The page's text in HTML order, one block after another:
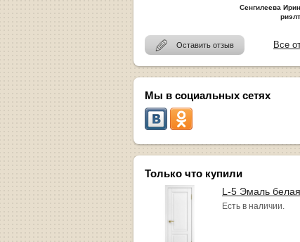
Сенгилеева
Оставить отзыв Все
Мы в социальных сетях
Только что купили
L-5 Эмаль
Есть в наличии.